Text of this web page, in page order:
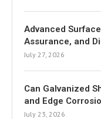
Advanced
Assurance, and
July 27, 2026
Can Galvanized
and Edge
July 23, 2026